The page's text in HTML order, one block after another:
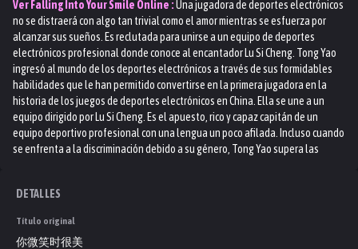
Ver Falling Into Your Smile Online :Una jugadora de deportes electrónicos
no se distraerá con algo tan trivial como el amor mientras se esfuerza por
alcanzar sus sueños. Es reclutada para unirse a un equipo de deportes
electrónicos profesional donde conoce al encantador Lu Si Cheng. Tong Yao
ingresó al mundo de los deportes electrónicos a través de sus formidables
habilidades que le han permitido convertirse en la primera jugadora en la
historia de los juegos de deportes electrónicos en China. Ella se une a un
equipo dirigido por Lu Si Cheng. Es el apuesto, rico y capaz capitán de un
equipo deportivo profesional con una lengua un poco afilada. Incluso cuando
se enfrenta a la discriminación debido a su género, Tong Yao supera las
hace seis años.
DETALLES
Título original
你微笑时很美